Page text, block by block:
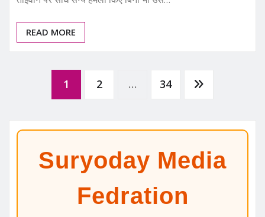
READ MORE
Posts
pagination
1 2 … 34
Suryoday Media
Fedration